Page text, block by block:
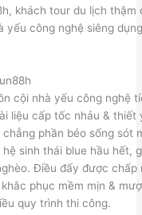
khách tour du lịch
yếu công nghệ siêng
cội nhà yếu công nghệ
liệu cấp tốc nhảu & thiết
phần béo sống sót
sinh thái blue hầu hết,
Điều đấy được
phục mềm mịn &
quy trình thi công.